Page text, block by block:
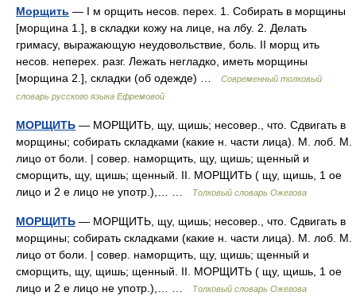
Морщить — I м орщить несов. перех. 1. Собирать в морщины
[морщина 1.], в складки кожу на лице, на лбу. 2. Делать
гримасу, выражающую неудовольствие, боль. II морщ ить
несов. неперех. разг. Лежать негладко, иметь морщины
[морщина 2.], складки (об одежде) …
Современный толковый
словарь русского языка Ефремовой
МОРЩИТЬ — МОРЩИТЬ, щу, щишь; несовер., что. Сдвигать в
морщины; собирать складками (какие н. части лица). М. лоб. М.
лицо от боли. | совер. наморщить, щу, щишь; щенный и
сморщить, щу, щишь; щенный. II. МОРЩИТЬ ( щу, щишь, 1 ое
лицо и 2 е лицо не употр.),… …
Толковый словарь Ожегова
МОРЩИТЬ — МОРЩИТЬ, щу, щишь; несовер., что. Сдвигать в
морщины; собирать складками (какие н. части лица). М. лоб. М.
лицо от боли. | совер. наморщить, щу, щишь; щенный и
сморщить, щу, щишь; щенный. II. МОРЩИТЬ ( щу, щишь, 1 ое
лицо и 2 е лицо не употр.),… …
Толковый словарь Ожегова